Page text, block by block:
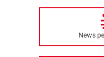
News